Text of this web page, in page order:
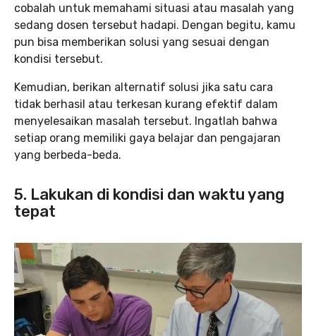
cobalah untuk memahami situasi atau masalah yang
sedang dosen tersebut hadapi. Dengan begitu, kamu
pun bisa memberikan solusi yang sesuai dengan
kondisi tersebut.
Kemudian, berikan alternatif solusi jika satu cara
tidak berhasil atau terkesan kurang efektif dalam
menyelesaikan masalah tersebut. Ingatlah bahwa
setiap orang memiliki gaya belajar dan pengajaran
yang berbeda-beda.
5. Lakukan di kondisi dan waktu yang
tepat